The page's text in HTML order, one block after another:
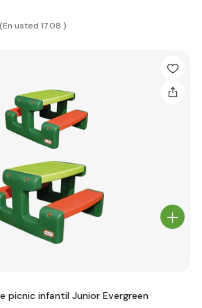
(En usted 17.08.)
picnic infantil Junior Evergreen